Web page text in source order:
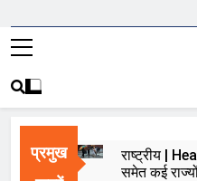
प्रमुख
राष्ट्रीय |
समेत कई